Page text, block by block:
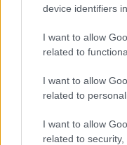
device identifiers
I want to allow
related to
I want to allow
related to
I want to allow
related to
Τράπεζες: Στα
Νέο Χωροταξικό
γραμμές» για το
ξενοδοχεία,
Τα ανοιχτά